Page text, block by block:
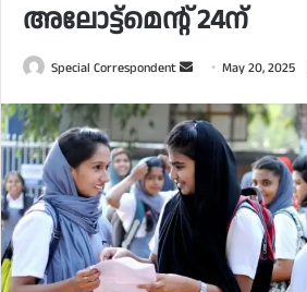
അലോട്ട്‌മെന്റ് 24ന്
Special Correspondent
Send
email
May 20, 2025